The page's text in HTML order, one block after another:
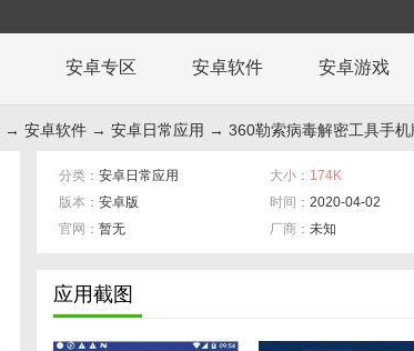
安卓专区 安卓软件 安卓游戏
→ 安卓软件 → 安卓日常应用 → 360勒索病毒解密工具手机
分类： 安卓日常应用 大小： 174K
版本： 安卓版 时间： 2020-04-02
官网： 暂无 厂商： 未知
应用截图